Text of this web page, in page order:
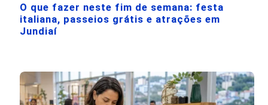
O que fazer neste fim de semana: festa
italiana, passeios grátis e atrações em
Jundiaí